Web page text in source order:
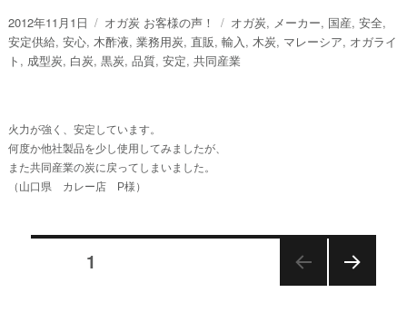
投
稿
日:
2012年11月1日
カ
テ
ゴ
オガ炭 お客様の声！
タ
グ
オガ炭, メーカー, 国産, 安全,
安定供給, 安心, 木酢液, 業務用炭, 直販, 輸入, 木炭, マレーシア, オガライ
ト , 成型炭, 白炭, 黒炭, 品質, 安定, 共同産業
火力が強く、安定しています。
何度か他社製品を少し使用してみましたが、
また共同産業の炭に戻ってしまいました。
（山口県 カレー店 P様）
投ページ1